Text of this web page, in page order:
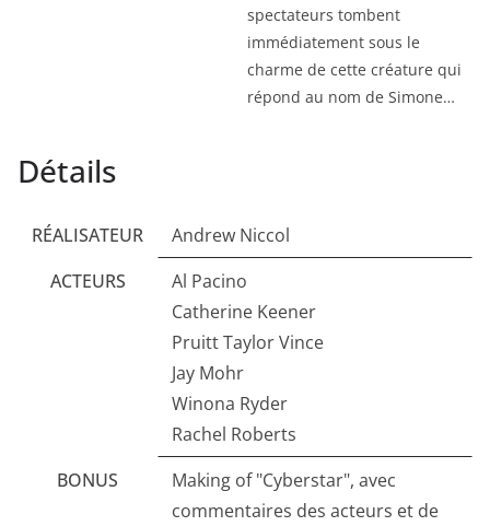
spectateurs tombent
immédiatement sous le
charme de cette créature qui
répond au nom de Simone…
Détails
RÉALISATEUR
Andrew Niccol
ACTEURS
Al Pacino
Catherine Keener
Pruitt Taylor Vince
Jay Mohr
Winona Ryder
Rachel Roberts
BONUS
Making of "Cyberstar", avec
commentaires des acteurs et de